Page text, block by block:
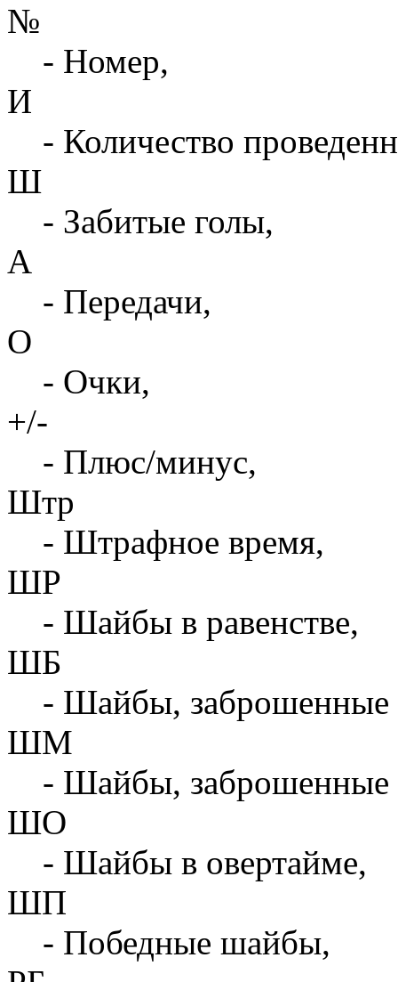
№
- Номер,
И
- Количество
Ш
- Забитые голы,
А
- Передачи,
О
- Очки,
+/-
- Плюс/минус,
Штр
- Штрафное время,
ШР
- Шайбы в равенстве,
ШБ
- Шайбы, заброшенные
ШМ
- Шайбы, заброшенные
ШО
- Шайбы в овертайме,
ШП
- Победные шайбы,